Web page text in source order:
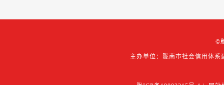
©
主办单位：陇南市社会信用体系